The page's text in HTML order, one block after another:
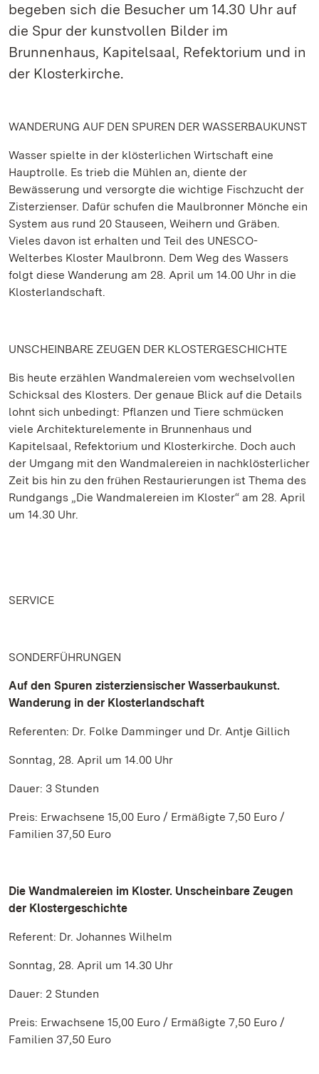
begeben sich die Besucher um 14.30 Uhr auf
die Spur der kunstvollen Bilder im
Brunnenhaus, Kapitelsaal, Refektorium und in
der Klosterkirche.
WANDERUNG AUF DEN SPUREN DER WASSERBAUKUNST
Wasser spielte in der klösterlichen Wirtschaft eine
Hauptrolle. Es trieb die Mühlen an, diente der
Bewässerung und versorgte die wichtige Fischzucht der
Zisterzienser. Dafür schufen die Maulbronner Mönche ein
System aus rund 20 Stauseen, Weihern und Gräben.
Vieles davon ist erhalten und Teil des UNESCO-
Welterbes Kloster Maulbronn. Dem Weg des Wassers
folgt diese Wanderung am 28. April um 14.00 Uhr in die
Klosterlandschaft.
UNSCHEINBARE ZEUGEN DER KLOSTERGESCHICHTE
Bis heute erzählen Wandmalereien vom wechselvollen
Schicksal des Klosters. Der genaue Blick auf die Details
lohnt sich unbedingt: Pflanzen und Tiere schmücken
viele Architekturelemente in Brunnenhaus und
Kapitelsaal, Refektorium und Klosterkirche. Doch auch
der Umgang mit den Wandmalereien in nachklösterlicher
Zeit bis hin zu den frühen Restaurierungen ist Thema des
Rundgangs „Die Wandmalereien im Kloster“ am 28. April
um 14.30 Uhr.
SERVICE
SONDERFÜHRUNGEN
Auf den Spuren zisterziensischer Wasserbaukunst.
Wanderung in der Klosterlandschaft
Referenten: Dr. Folke Damminger und Dr. Antje Gillich
Sonntag, 28. April um 14.00 Uhr
Dauer: 3 Stunden
Preis: Erwachsene 15,00 Euro / Ermäßigte 7,50 Euro /
Familien 37,50 Euro
Die Wandmalereien im Kloster. Unscheinbare Zeugen
der Klostergeschichte
Referent: Dr. Johannes Wilhelm
Sonntag, 28. April um 14.30 Uhr
Dauer: 2 Stunden
Preis: Erwachsene 15,00 Euro / Ermäßigte 7,50 Euro /
Familien 37,50 Euro